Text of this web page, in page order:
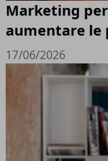
Marketing
aumentare le
17/06/2026